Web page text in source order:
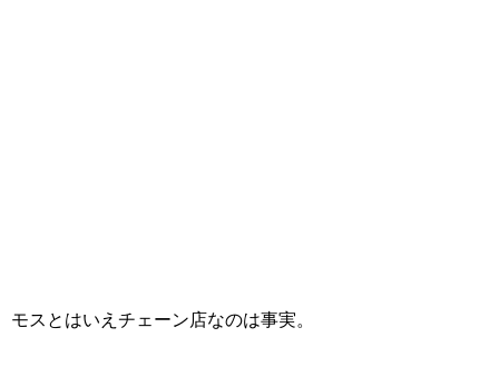
モスとはいえチェーン店なのは事実。